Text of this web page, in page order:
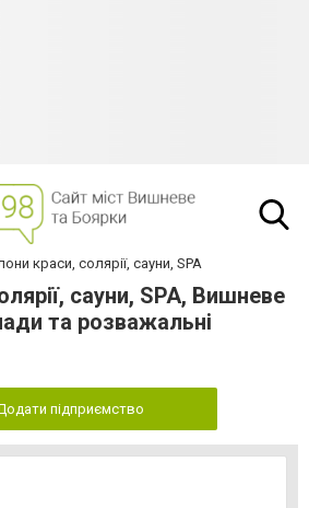
краси, солярії, сауни, SPA
сауни, SPA, Вишневе
та розважальні
підприємство